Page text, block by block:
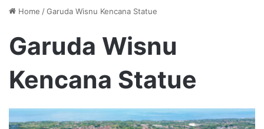
Home /Garuda Wisnu Kencana Statue
Garuda Wisnu
Kencana Statue